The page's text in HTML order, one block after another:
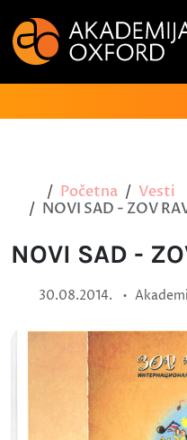
Početna
Vesti
NOVI SAD - ZOV
NOVI SAD -
30.08.2014. •